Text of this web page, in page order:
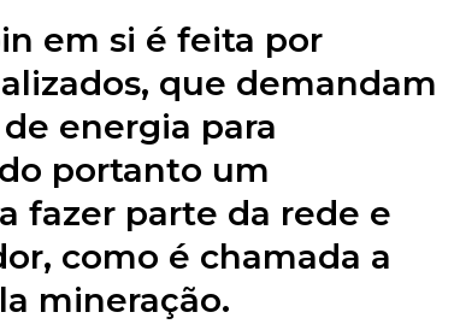
em si é feita por
que demandam
energia para
portanto um
fazer parte da rede e
como é chamada a
mineração.